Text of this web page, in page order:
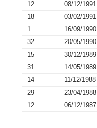
12
08/12/1991
18
03/02/1991
1
16/09/1990
32
20/05/1990
15
30/12/1989
31
14/05/1989
14
11/12/1988
29
23/04/1988
12
06/12/1987